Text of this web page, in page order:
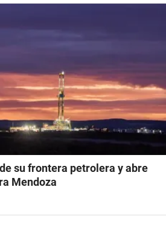
su frontera petrolera y abre
Mendoza